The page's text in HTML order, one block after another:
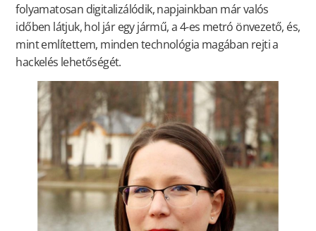
folyamatosan digitalizálódik, napjainkban már valós
időben látjuk, hol jár egy jármű, a 4-es metró önvezető, és,
mint említettem, minden technológia magában rejti a
hackelés lehetőségét.